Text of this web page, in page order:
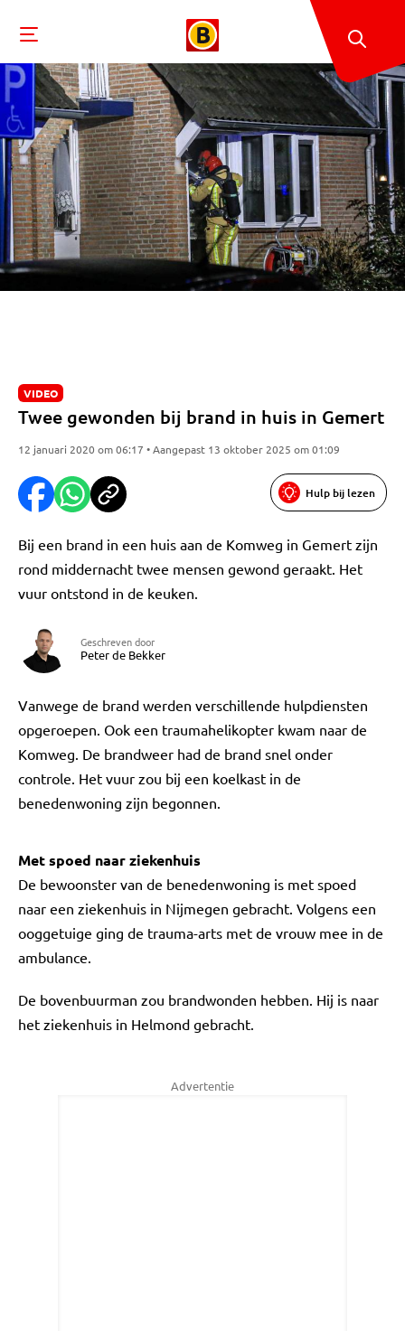
VIDEO
Twee gewonden bij brand in huis in Gemert
12 januari 2020 om 06:17 • Aangepast 13 oktober 2025 om 01:09
Hulp bij lezen
Bij een brand in een huis aan de Komweg in Gemert zijn
rond middernacht twee mensen gewond geraakt. Het
vuur ontstond in de keuken.
Geschreven door
Peter de Bekker
Vanwege de brand werden verschillende hulpdiensten
opgeroepen. Ook een traumahelikopter kwam naar de
Komweg. De brandweer had de brand snel onder
controle. Het vuur zou bij een koelkast in de
benedenwoning zijn begonnen.
Met spoed naar ziekenhuis
De bewoonster van de benedenwoning is met spoed
naar een ziekenhuis in Nijmegen gebracht. Volgens een
ooggetuige ging de trauma-arts met de vrouw mee in de
ambulance.
De bovenbuurman zou brandwonden hebben. Hij is naar
het ziekenhuis in Helmond gebracht.
Advertentie